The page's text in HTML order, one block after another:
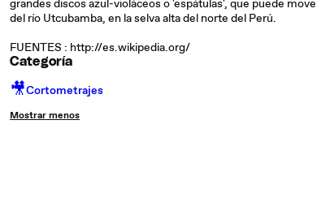
grandes discos azul-violáceos o 'espátulas', que puede
del río Utcubamba, en la selva alta del norte del Perú.
FUENTES : http://es.wikipedia.org/
Categoría
🎥Cortometrajes
Mostrar menos